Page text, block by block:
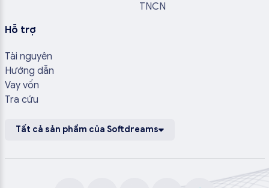
TNCN
Hỗ trợ
Tài nguyên
Hướng dẫn
Vay vốn
Tra cứu
Tất cả sản phẩm của Softdreams